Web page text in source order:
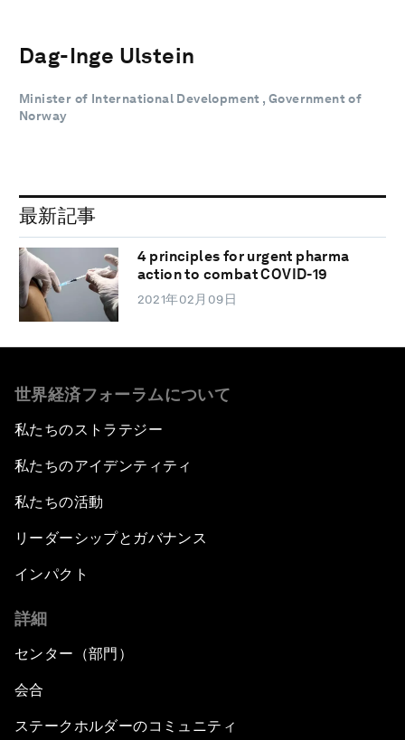
Dag-Inge Ulstein
Minister of International Development , Government of
Norway
最新記事
4 principles for urgent pharma
action to combat COVID-19
2021年02月09日
世界経済フォーラムについて
私たちのストラテジー
私たちのアイデンティティ
私たちの活動
リーダーシップとガバナンス
インパクト
詳細
センター（部門）
会合
ステークホルダーのコミュニティ